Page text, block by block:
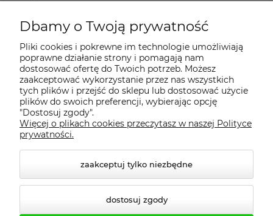
Regulamin
Dostawa - realizacja
Gwarancja i zwroty
Pomoc
Dbamy o Twoją prywatność
Pliki cookies i pokrewne im technologie umożliwiają
poprawne działanie strony i pomagają nam
dostosować ofertę do Twoich potrzeb. Możesz
zaakceptować wykorzystanie przez nas wszystkich
tych plików i przejść do sklepu lub dostosować użycie
plików do swoich preferencji, wybierając opcję
"Dostosuj zgody".
Więcej o plikach cookies przeczytasz w naszej Polityce
prywatności.
zaakceptuj tylko niezbędne
dostosuj zgody